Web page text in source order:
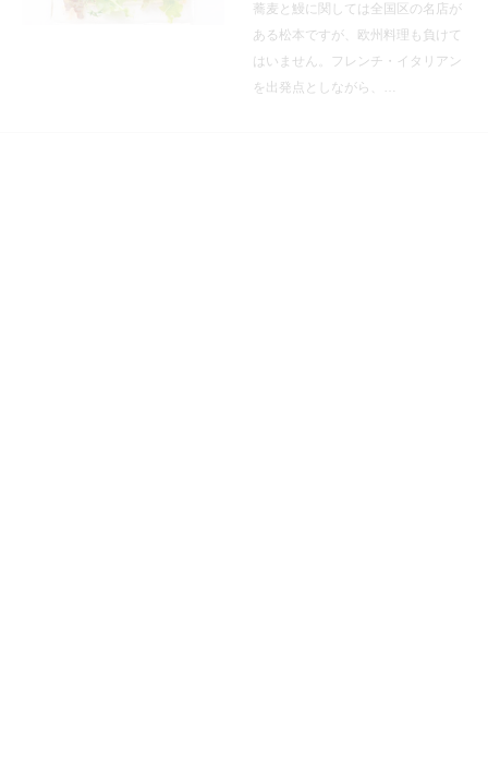
蕎麦と鰻に関しては全国区の名店が
ある松本ですが、欧州料理も負けて
はいません。フレンチ・イタリアン
を出発点としながら、…